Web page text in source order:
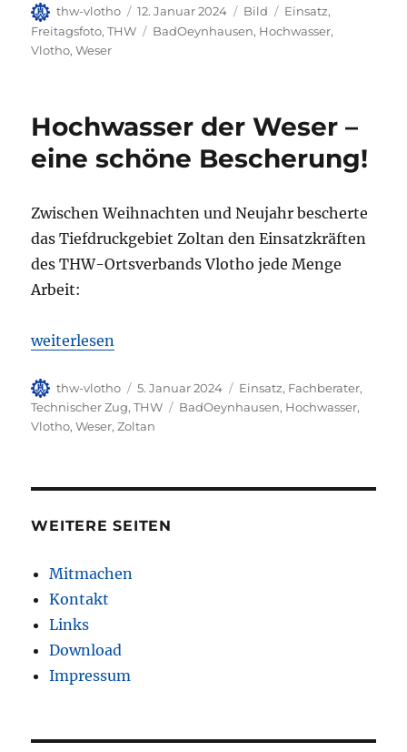
Autor
thw-vlotho
Veröffentlicht
am
12. Januar 2024 Format
Bild Kategorien
Einsatz,
Freitagsfoto,THW Schlagwörter
BadOeynhausen, Hochwasser,
Vlotho,Weser
Hochwasser der Weser –
eine schöne Bescherung!
Zwischen Weihnachten und Neujahr bescherte
das Tiefdruckgebiet Zoltan den Einsatzkräften
des THW-Ortsverbands Vlotho jede Menge
Arbeit:
„Hochwasser der Weser – eine schöne
weiterlesen
Autor
thw-vlotho
Veröffentlicht
am
5. Januar 2024 Kategorien
Einsatz, Fachberater,
Technischer Zug,THW Schlagwörter
BadOeynhausen, Hochwasser,
Vlotho,Weser,Zoltan
WEITERE SEITEN
Mitmachen
Kontakt
Links
Download
Impressum